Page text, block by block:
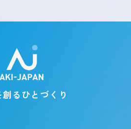
るひとづくり